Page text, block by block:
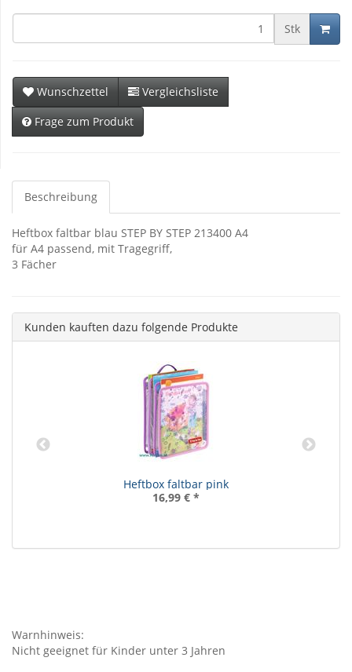
Stk
Wunschzettel
Vergleichsliste
Frage zum Produkt
Beschreibung
Heftbox faltbar blau STEP BY STEP 213400 A4
für A4 passend, mit Tragegriff,
3 Fächer
Kunden kauften dazu folgende Produkte
Heftbox faltbar pink
16,99 € *
Warnhinweis:
Nicht geeignet für Kinder unter 3 Jahren